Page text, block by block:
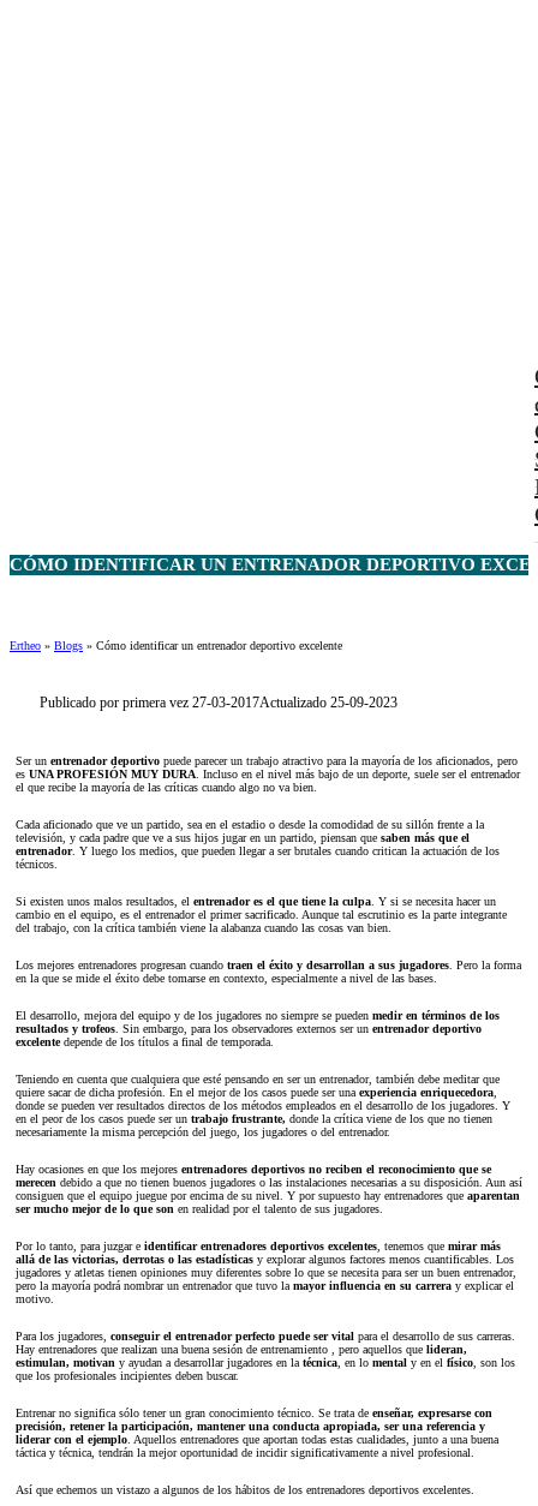
CÓMO IDENTIFICAR UN ENTRENADOR DEPORTIVO
Ertheo » Blogs » Cómo identificar un entrenador deportivo excelente
Publicado por primera vez 27-03-2017Actualizado 25-09-2023
Ser un entrenador deportivo puede parecer un trabajo atractivo para la mayoría de los aficionados, pero
es UNA PROFESIÓN MUY DURA. Incluso en el nivel más bajo de un deporte, suele ser el entrenador
el que recibe la mayoría de las críticas cuando algo no va bien.
Cada aficionado que ve un partido, sea en el estadio o desde la comodidad de su sillón frente a la
televisión, y cada padre que ve a sus hijos jugar en un partido, piensan que saben más que el
entrenador. Y luego los medios, que pueden llegar a ser brutales cuando critican la actuación de los
técnicos.
Si existen unos malos resultados, el entrenador es el que tiene la culpa. Y si se necesita hacer un
cambio en el equipo, es el entrenador el primer sacrificado. Aunque tal escrutinio es la parte integrante
del trabajo, con la crítica también viene la alabanza cuando las cosas van bien.
Los mejores entrenadores progresan cuando traen el éxito y desarrollan a sus jugadores. Pero la forma
en la que se mide el éxito debe tomarse en contexto, especialmente a nivel de las bases.
El desarrollo, mejora del equipo y de los jugadores no siempre se pueden medir en términos de los
resultados y trofeos. Sin embargo, para los observadores externos ser un entrenador deportivo
excelentedepende de los títulos a final de temporada.
Teniendo en cuenta que cualquiera que esté pensando en ser un entrenador, también debe meditar que
quiere sacar de dicha profesión. En el mejor de los casos puede ser unaexperiencia enriquecedora,
donde se pueden ver resultados directos de los métodos empleados en el desarrollo de los jugadores. Y
en el peor de los casos puede ser un trabajo frustrante, donde la crítica viene de los que no tienen
necesariamente la misma percepción del juego, los jugadores o del entrenador.
Hay ocasiones en que los mejores entrenadores deportivos no reciben el reconocimiento que se
merecen debido a que no tienen buenos jugadores o las instalaciones necesarias a su disposición. Aun así
consiguen que el equipo juegue por encima de su nivel. Y por supuesto hay entrenadores que aparentan
ser mucho mejor de lo que son en realidad por el talento de sus jugadores.
Por lo tanto, para juzgar e identificar entrenadores deportivos excelentes, tenemos que mirar más
allá de las victorias, derrotas o las estadísticas y explorar algunos factores menos cuantificables. Los
jugadores y atletas tienen opiniones muy diferentes sobre lo que se necesita para ser un buen entrenador,
pero la mayoría podrá nombrar un entrenador que tuvo lamayor influencia en su carrera y explicar el
motivo.
Para los jugadores, conseguir el entrenador perfecto puede ser vital para el desarrollo de sus carreras.
Hay entrenadores que realizan una buena sesión de entrenamiento , pero aquellos que lideran,
estimulan, motivan y ayudan a desarrollar jugadores en latécnica, en lo mental y en el físico, son los
que los profesionales incipientes deben buscar.
Entrenar no significa sólo tener un gran conocimiento técnico. Se trata de enseñar, expresarse con
precisión, retener la participación, mantener una conducta apropiada, ser una referencia y
liderar con el ejemplo. Aquellos entrenadores que aportan todas estas cualidades, junto a una buena
táctica y técnica, tendrán la mejor oportunidad de incidir significativamente a nivel profesional.
Así que echemos un vistazo a algunos de los hábitos de los entrenadores deportivos excelentes.